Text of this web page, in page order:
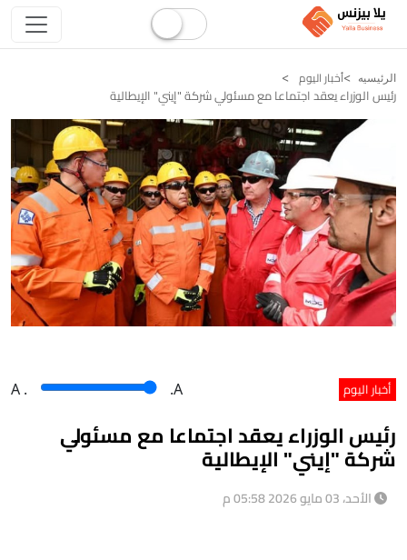
الرئيسيه أخبار اليوم
رئيس الوزراء يعقد اجتماعا مع مسئولي شركة "إيني" الإيطالية
أخبار اليوم A . .A
رئيس الوزراء يعقد اجتماعا مع مسئولي
شركة "إيني" الإيطالية
الأحد، 03 مايو 2026 05:58 م